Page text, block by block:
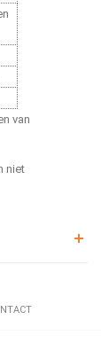
van
niet